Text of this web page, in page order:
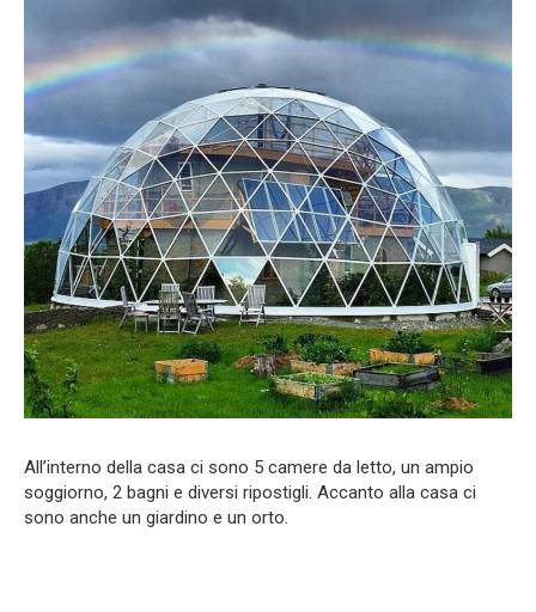
All’interno della casa ci sono 5 camere da letto, un ampio
soggiorno, 2 bagni e diversi ripostigli. Accanto alla casa ci
sono anche un giardino e un orto.